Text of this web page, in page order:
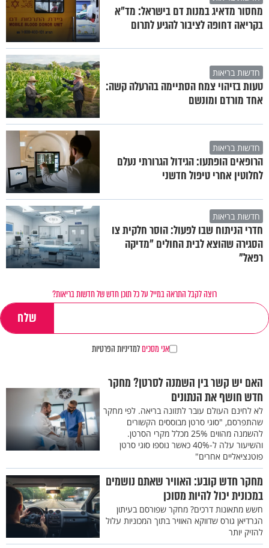
מחסור מדאיג במנות דם בישראל: מד"א
בקריאה דחופה לציבור להגיע לתרום
חדשות בריאות
טעות בזיהוי צמח הסתיימה בהרעלה קשה:
אחד מורדם ומונשם
חדשות בריאות
הרופאים הופתעו: הגידול הגרורתי נעלם
לחלוטין אחרי טיפול חדשני
חדשות בריאות
חדרי הניתוח שבו לפעול: הוסר חלקית צו
הסגירה שהוצא לבית החולים "מדיקה
רפאל"
רוצה לקבל התראה במייל על כל תוכן חדש של חדשות בריאות?
אני מסכיםלמדיניות הפרטיות
האם יש קשר בין השמנה לסרטן? מחקר
חדש חושף את הנתונים
לא לחינם העולם עובר לתזונה בריאה. לפי מחקר
שהתפרסם, "סוגי סרטן מבוססים הקשורים
להשמנה מהווים 25% מכלל מקרי הסרטן.
והשיעור עלה ל-40% כאשר נוספו סוגי סרטן
פוטנציאליים אחרים"
מחקר חדש קובע: האוויר שאתם נושמים
במכונית יכול להיות מסוכן
חשש מתאונות דרכים? מחקר שפורסם בעיתון
הגרדיאן גורס שדווקא האוויר בתוך המכוניות עלול
להזיק יותר